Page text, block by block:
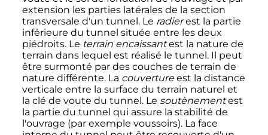
extension les parties latérales de la section
transversale d'un tunnel. Le radierest la partie
inférieure du tunnel située entre les deux
piédroits. Le terrain encaissantest la nature de
terrain dans lequel est réalisé le tunnel. Il peut
être surmonté par des couches de terrain de
nature différente. La couvertureest la distance
verticale entre la surface du terrain naturel et
la clé de voute du tunnel. Le soutènementest
la partie du tunnel qui assure la stabilité de
l'ouvrage (par exemple voussoirs). La face